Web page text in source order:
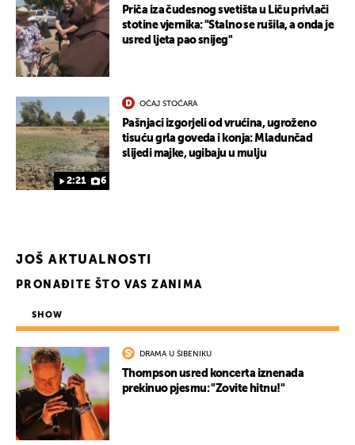
Priča iza čudesnog svetišta u Liču privlači
stotine vjernika: "Stalno se rušila, a onda je
usred ljeta pao snijeg"
2:21 6
OČAJ STOČARA
Pašnjaci izgorjeli od vrućina, ugroženo
tisuću grla goveda i konja: Mladunčad
slijedi majke, ugibaju u mulju
JOŠ AKTUALNOSTI
PRONAĐITE ŠTO VAS ZANIMA
SHOW
DRAMA U ŠIBENIKU
Thompson usred koncerta iznenada
prekinuo pjesmu: "Zovite hitnu!"